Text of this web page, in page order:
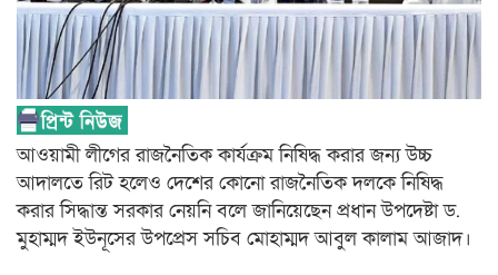
আওয়ামী লীগের রাজনৈতিক কার্যক্রম নিষিদ্ধ করার জন্য উচ্চ
আদালতে রিট হলেও দেশের কোনো রাজনৈতিক দলকে নিষিদ্ধ
করার সিদ্ধান্ত সরকার নেয়নি বলে জানিয়েছেন প্রধান উপদেষ্টা ড.
মুহাম্মদ ইউনূসের উপপ্রেস সচিব মোহাম্মদ আবুল কালাম আজাদ।‌